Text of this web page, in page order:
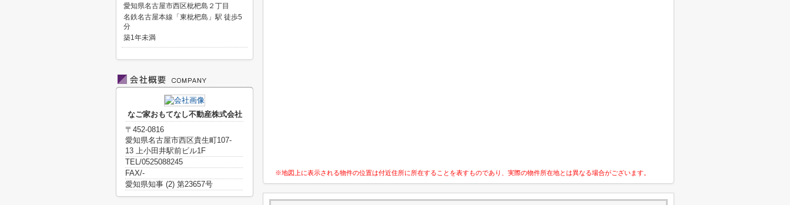
※地図上に表示される物件の位置は付近住所に所在することを表すものであり、実際の物件所在地とは異なる場合がございます。
愛知県名古屋市西区枇杷島２丁目
名鉄名古屋本線「東枇杷島」駅 徒歩5
分
築1年未満
なご家おもてなし不動産株式会社
〒452-0816
愛知県名古屋市西区貴生町107-
13 上小田井駅前ビル1F
TEL/0525088245
FAX/-
愛知県知事 (2) 第23657号